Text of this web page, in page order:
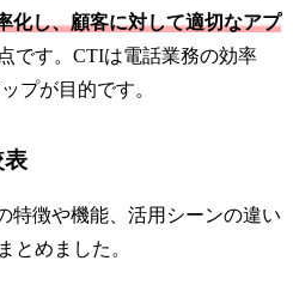
化し、顧客に対して適切なアプ
です。CTIは電話業務の効率
プが目的です。
特徴や機能、活用シーンの違い
とめました。